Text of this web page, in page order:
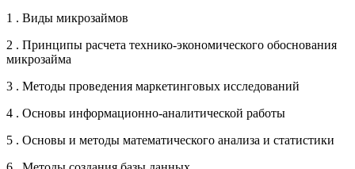
1 . Виды микрозаймов
2 . Принципы расчета технико-экономического обоснования
микрозайма
3 . Методы проведения маркетинговых исследований
4 . Основы информационно-аналитической работы
5 . Основы и методы математического анализа и статистики